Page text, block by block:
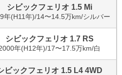
シビックフェリオ 1.5 Mi
年(H11年)/14〜14.5万km/シルバー
シビックフェリオ 1.7 RS
年(H12年)/17〜17.5万km/白
ビックフェリオ 1.5 L4 4WD